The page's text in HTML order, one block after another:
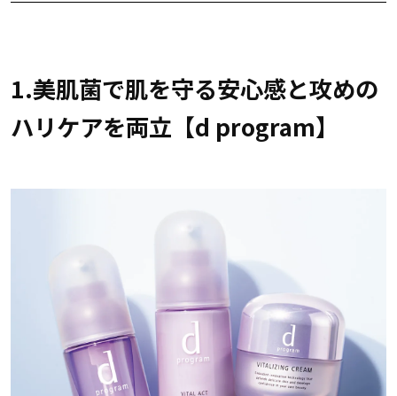
1.美肌菌で肌を守る安心感と攻めの
ハリケアを両立【d program】